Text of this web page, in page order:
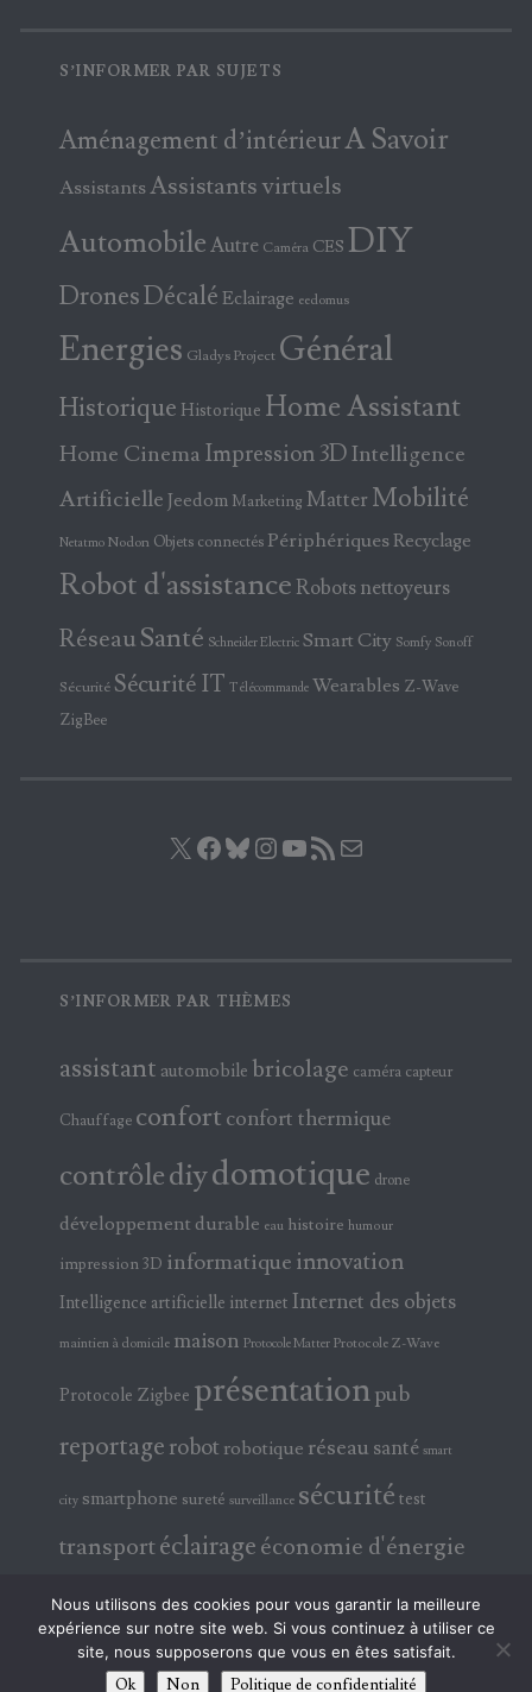
S’INFORMER PAR SUJETS
Aménagement d’intérieurA Savoir
AssistantsAssistants virtuels
AutomobileAutre Caméra CES DIY
DronesDécalé Eclairage eedomus
Energies Gladys Project Général
Historique Historique Home Assistant
Home Cinema Impression 3DIntelligence
Artificielle Jeedom Marketing Matter Mobilité
Netatmo Nodon Objets connectés PériphériquesRecyclage
Robot d'assistance Robots nettoyeurs
RéseauSanté Schneider Electric Smart City Somfy Sonoff
Sécurité Sécurité IT Télécommande Wearables Z-Wave
ZigBee
X Facebook
Bluesky
Instagram
YouTube
Flux RSS
S’INFORMER PAR THÈMES
assistant automobile bricolage caméra capteur
Chauffage confort confort thermique
contrôlediydomotique drone
développement durable eau histoire humour
impression 3D informatique innovation
Intelligence artificielle internet Internet des objets
maintien à domicile maison Protocole Matter Protocole Z-Wave
Protocole Zigbee présentationpub
reportage robot robotique réseau santé smart
city smartphone sureté surveillance sécurité test
transportéclairageéconomie d'énergie
électricité électronique
Nous utilisons des cookies pour vous garantir la meilleure
expérience sur notre site web. Si vous continuez à utiliser ce
site, nous supposerons que vous en êtes satisfait.
Ok Non Politique de confidentialité